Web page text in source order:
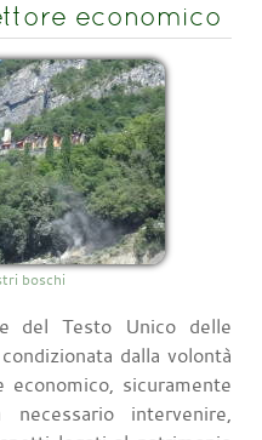
economico
boschi
del Testo Unico delle
dalla volontà
sicuramente
intervenire,